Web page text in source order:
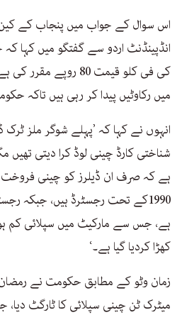
اس سوال کے جواب میں پنجاب کے
انڈپینڈنٹ اردو سے گفتگو میں
کی فی کلو قیمت 80
میں رکاوٹیں پیدا کر رہی ہیں تاکہ
انہوں نے کہا کہ ’پہلے شوگر ملز ٹرک
شناختی کارڈ چینی لوڈ کرا دیتی تھیں
ہے کہ صرف ان ڈیلرز کو چینی
1990کے تحت رجسٹرڈ ہیں، جبکہ
ہے، جس سے مارکیٹ میں سپلائی کم
کھڑا کردیا گیا ہے۔‘